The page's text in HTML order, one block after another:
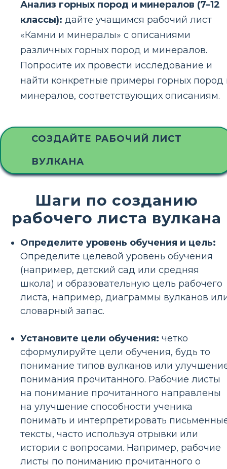
Анализ горных пород и минералов (7–12
классы): дайте учащимся рабочий лист
«Камни и минералы» с описаниями
различных горных пород и минералов.
Попросите их провести исследование и
найти конкретные примеры горных пород
минералов, соответствующих описаниям.
СОЗДАЙТЕ РАБОЧИЙ ЛИСТ
ВУЛКАНА
Шаги по созданию
рабочего листа вулкана
Определите уровень обучения и цель:
Определите целевой уровень обучения
(например, детский сад или средняя
школа) и образовательную цель рабочего
листа, например, диаграммы вулканов
словарный запас.
Установите цели обучения: четко
сформулируйте цели обучения, будь то
понимание типов вулканов или
понимания прочитанного. Рабочие листы
на понимание прочитанного направлены
на улучшение способности ученика
понимать и интерпретировать
тексты, часто используя отрывки или
истории с вопросами. Например, рабочие
листы по пониманию прочитанного о